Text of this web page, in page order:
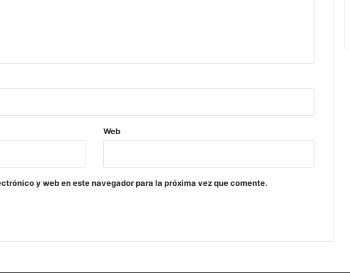
Web
y web en este navegador para la próxima vez que comente.